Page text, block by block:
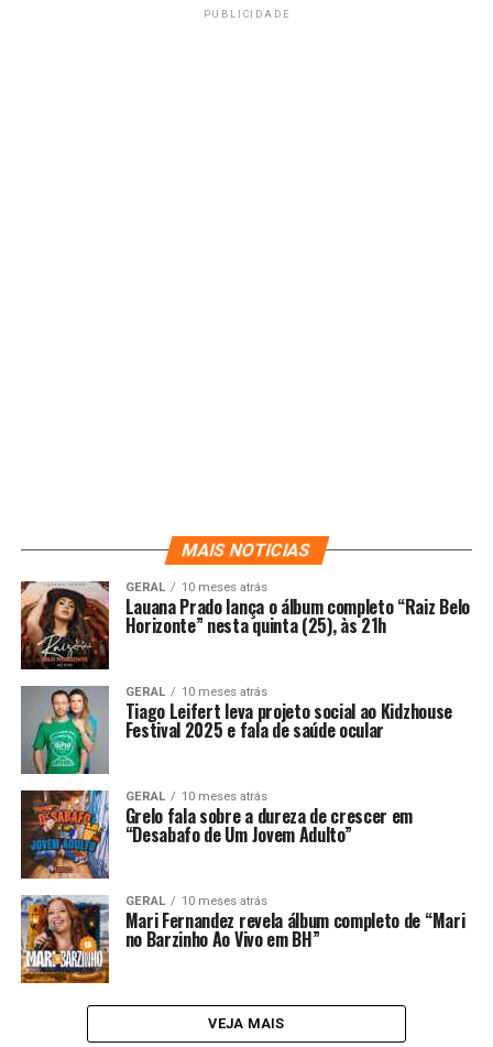
PUBLICIDADE
MAIS NOTICIAS
GERAL 10 meses atrás
Lauana Prado lança o álbum completo “Raiz Belo
Horizonte” nesta quinta (25), às 21h
GERAL 10 meses atrás
Tiago Leifert leva projeto social ao Kidzhouse
Festival 2025 e fala de saúde ocular
GERAL 10 meses atrás
Grelo fala sobre a dureza de crescer em
“Desabafo de Um Jovem Adulto”
GERAL 10 meses atrás
Mari Fernandez revela álbum completo de “Mari
no Barzinho Ao Vivo em BH”
VEJA MAIS